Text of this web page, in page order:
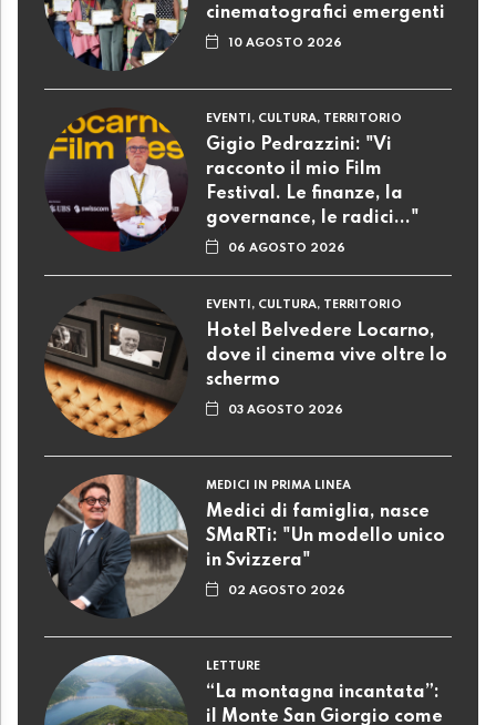
cinematografici emergenti
10 AGOSTO 2026
EVENTI, CULTURA, TERRITORIO
Gigio Pedrazzini: "Vi
racconto il mio Film
Festival. Le finanze, la
governance, le radici..."
06 AGOSTO 2026
EVENTI, CULTURA, TERRITORIO
Hotel Belvedere Locarno,
dove il cinema vive oltre lo
schermo
03 AGOSTO 2026
MEDICI IN PRIMA LINEA
Medici di famiglia, nasce
SMaRTi: "Un modello unico
in Svizzera"
02 AGOSTO 2026
LETTURE
“La montagna incantata”:
il Monte San Giorgio come